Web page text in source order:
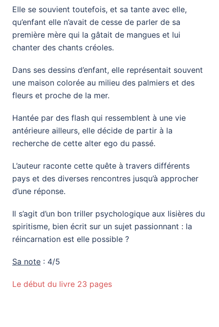
Elle se souvient toutefois, et sa tante avec elle,
qu’enfant elle n’avait de cesse de parler de sa
première mère qui la gâtait de mangues et lui
chanter des chants créoles.
Dans ses dessins d’enfant, elle représentait souvent
une maison colorée au milieu des palmiers et des
fleurs et proche de la mer.
Hantée par des flash qui ressemblent à une vie
antérieure ailleurs, elle décide de partir à la
recherche de cette alter ego du passé.
L’auteur raconte cette quête à travers différents
pays et des diverses rencontres jusqu’à approcher
d’une réponse.
Il s’agit d’un bon triller psychologique aux lisières du
spiritisme, bien écrit sur un sujet passionnant : la
réincarnation est elle possible ?
Sa note : 4/5
Le début du livre 23 pages